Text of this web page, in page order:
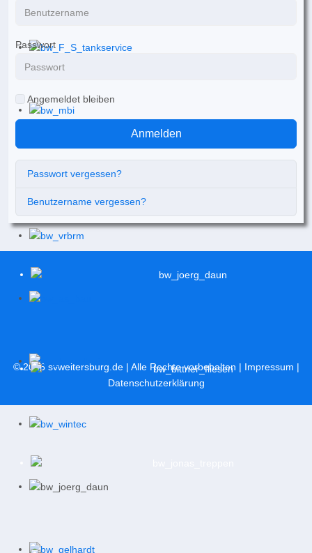
Passwort
Angemeldet bleiben
Anmelden
Passwort vergessen?
Benutzername vergessen?
© 2026 svweitersburg.de| Alle Rechte vorbehalten | Impressum |
Datenschutzerklärung